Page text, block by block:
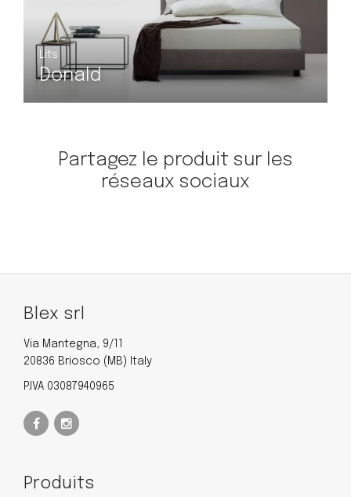
Lits
Donald
Partagez le produit sur les
réseaux sociaux
Blex srl
Via Mantegna, 9/11
20836 Briosco (MB) Italy
P.IVA 03087940965
Produits